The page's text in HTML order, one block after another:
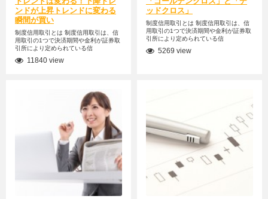
ンドが上昇トレンドに変わる
瞬間が買い
制度信用取引とは 制度信用取引は、信
用取引の1つで決済期間や金利が証券取
引所により定められている信
11840 view
ッドクロス」
制度信用取引とは 制度信用取引は、信
用取引の1つで決済期間や金利が証券取
引所により定められている信
5269 view